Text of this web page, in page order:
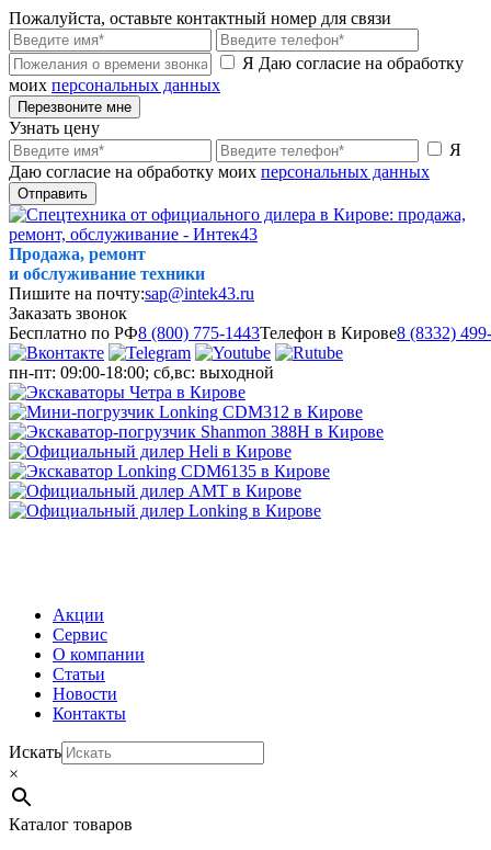
Пожалуйста, оставьте контактный номер для связи
Я Даю согласие на обработку
моих персональных данных
Перезвоните мне
Узнать цену
Я
Даю согласие на обработку моих персональных данных
Отправить
Продажа, ремонт
и обслуживание техники
Пишите на почту:sap@intek43.ru
Заказать звонок
Бесплатно по РФ8 (800) 775-1443Телефон в Кирове8 (8332)
пн-пт: 09:00-18:00; сб,вс: выходной
Акции
Сервис
О компании
Статьи
Новости
Контакты
Искать
×
Каталог товаров